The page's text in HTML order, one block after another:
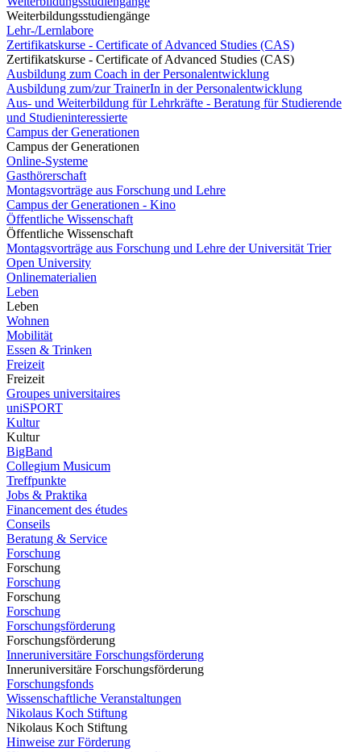
Weiterbildungsstudiengänge
Lehr-/Lernlabore
Zertifikatskurse - Certificate of Advanced Studies (CAS)
Zertifikatskurse - Certificate of Advanced Studies (CAS)
Ausbildung zum Coach in der Personalentwicklung
Ausbildung zum/zur TrainerIn in der Personalentwicklung
Aus- und Weiterbildung für Lehrkräfte - Beratung für Studierende
und Studieninteressierte
Campus der Generationen
Campus der Generationen
Online-Systeme
Gasthörerschaft
Montagsvorträge aus Forschung und Lehre
Campus der Generationen - Kino
Öffentliche Wissenschaft
Öffentliche Wissenschaft
Montagsvorträge aus Forschung und Lehre der Universität Trier
Open University
Onlinematerialien
Leben
Leben
Wohnen
Mobilität
Essen & Trinken
Freizeit
Freizeit
Groupes universitaires
uniSPORT
Kultur
Kultur
BigBand
Collegium Musicum
Treffpunkte
Jobs & Praktika
Financement des études
Conseils
Beratung & Service
Forschung
Forschung
Forschung
Forschung
Forschung
Forschungsförderung
Forschungsförderung
Inneruniversitäre Forschungsförderung
Inneruniversitäre Forschungsförderung
Forschungsfonds
Wissenschaftliche Veranstaltungen
Nikolaus Koch Stiftung
Nikolaus Koch Stiftung
Hinweise zur Förderung